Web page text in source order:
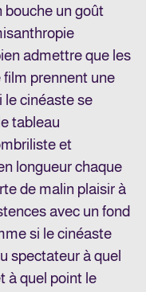
bouche un goût
admettre que les
film prennent une
le cinéaste se
tableau
et
longueur chaque
de malin plaisir à
avec un fond
si le cinéaste
spectateur à quel
à quel point le